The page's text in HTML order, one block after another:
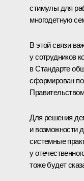
стимулы для
многодетную
В этой связи
у сотрудников
в Стандарте
сформирован по
Для решения
и возможности
системные
у
тоже будет